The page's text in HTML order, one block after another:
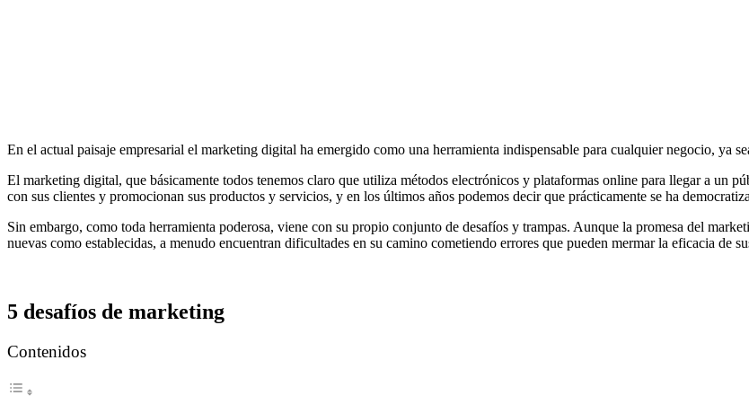
En el actual paisaje empresarial el marketing digital ha emergido como una herramienta indispensable para cualquier negocio, ya
El marketing digital, que básicamente todos tenemos claro que utiliza métodos electrónicos y plataformas online para llegar a un
con sus clientes y promocionan sus productos y servicios, y en los últimos años podemos decir que prácticamente se ha
Sin embargo, como toda herramienta poderosa, viene con su propio conjunto de desafíos y trampas. Aunque la promesa del
nuevas como establecidas, a menudo encuentran dificultades en su camino cometiendo errores que pueden mermar la eficacia de
5 desafíos de marketing
Contenidos